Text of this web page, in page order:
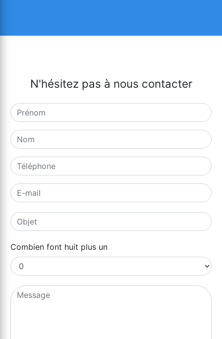
N'hésitez pas à nous contacter
Combien font huit plus un